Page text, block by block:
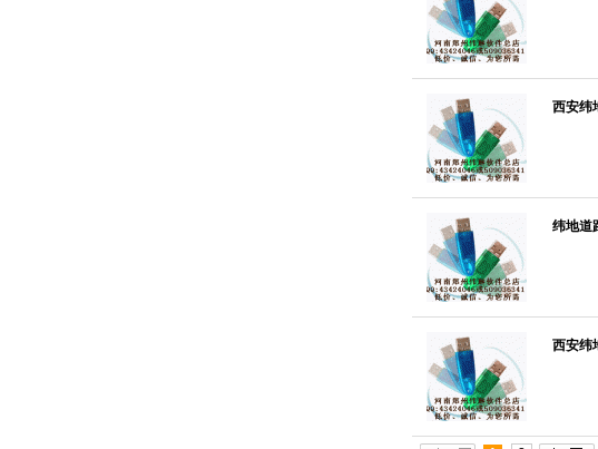
西安纬
纬地道
西安纬